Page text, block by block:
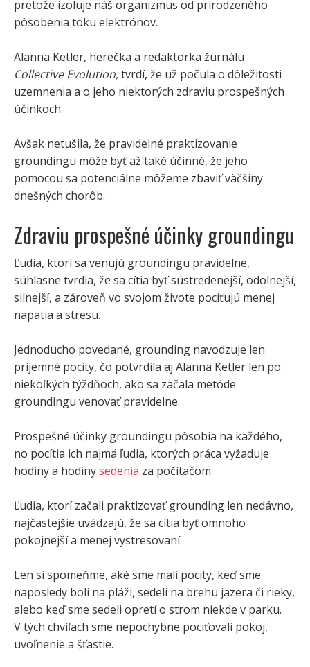
pretože izoluje náš organizmus od prirodzeného
pôsobenia toku elektrónov.
Alanna Ketler, herečka a redaktorka žurnálu
Collective Evolution,tvrdí, že už počula o dôležitosti
uzemnenia a o jeho niektorých zdraviu prospešných
účinkoch.
Avšak netušila, že pravidelné praktizovanie
groundingu môže byť až také účinné, že jeho
pomocou sa potenciálne môžeme zbaviť väčšiny
dnešných chorôb.
Zdraviu prospešné účinky groundingu
Ľudia, ktorí sa venujú groundingu pravidelne,
súhlasne tvrdia, že sa cítia byť sústredenejší, odolnejší,
silnejší, a zároveň vo svojom živote pociťujú menej
napätia a stresu.
Jednoducho povedané, grounding navodzuje len
príjemné pocity, čo potvrdila aj Alanna Ketler len po
niekoľkých týždňoch, ako sa začala metóde
groundingu venovať pravidelne.
Prospešné účinky groundingu pôsobia na každého,
no pocítia ich najmä ľudia, ktorých práca vyžaduje
hodiny a hodinysedenia za počítačom.
Ľudia, ktorí začali praktizovať grounding len nedávno,
najčastejšie uvádzajú, že sa cítia byť omnoho
pokojnejší a menej vystresovaní.
Len si spomeňme, aké sme mali pocity, keď sme
naposledy boli na pláži, sedeli na brehu jazera či rieky,
alebo keď sme sedeli opretí o strom niekde v parku.
V tých chvíľach sme nepochybne pociťovali pokoj,
uvoľnenie a šťastie.